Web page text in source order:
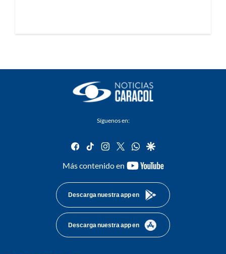
Síguenos en:
facebook
tiktok instagram
twitterwhatsapp
google
Más contenido en
youtube-
Descarga nuestra app en
Descarga nuestra app en